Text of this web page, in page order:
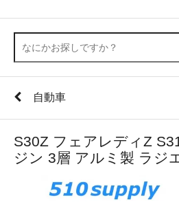
自動車
S30Z フェアレディZ
ジン 3層 アルミ製 ラジ